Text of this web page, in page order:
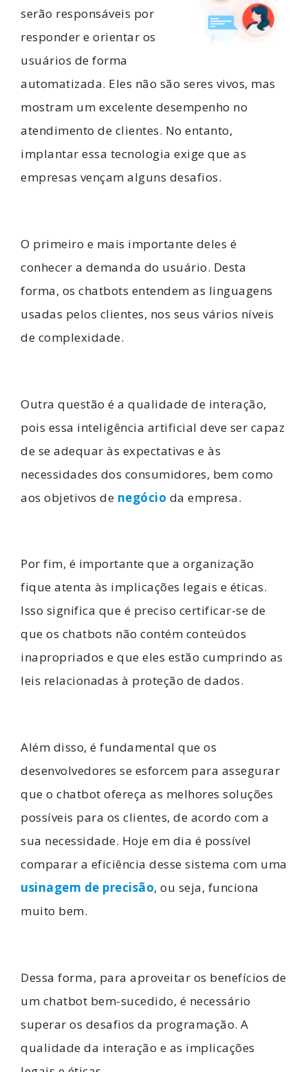
serão responsáveis por
responder e orientar os
usuários de forma
automatizada. Eles não são seres vivos, mas
mostram um excelente desempenho no
atendimento de clientes. No entanto,
implantar essa tecnologia exige que as
empresas vençam alguns desafios.
O primeiro e mais importante deles é
conhecer a demanda do usuário. Desta
forma, os chatbots entendem as linguagens
usadas pelos clientes, nos seus vários níveis
de complexidade.
Outra questão é a qualidade de interação,
pois essa inteligência artificial deve ser capaz
de se adequar às expectativas e às
necessidades dos consumidores, bem como
aos objetivos de negócio da empresa.
Por fim, é importante que a organização
fique atenta às implicações legais e éticas.
Isso significa que é preciso certificar-se de
que os chatbots não contém conteúdos
inapropriados e que eles estão cumprindo as
leis relacionadas à proteção de dados.
Além disso, é fundamental que os
desenvolvedores se esforcem para assegurar
que o chatbot ofereça as melhores soluções
possíveis para os clientes, de acordo com a
sua necessidade. Hoje em dia é possível
comparar a eficiência desse sistema com uma
usinagem de precisão, ou seja, funciona
muito bem.
Dessa forma, para aproveitar os benefícios de
um chatbot bem-sucedido, é necessário
superar os desafios da programação. A
qualidade da interação e as implicações